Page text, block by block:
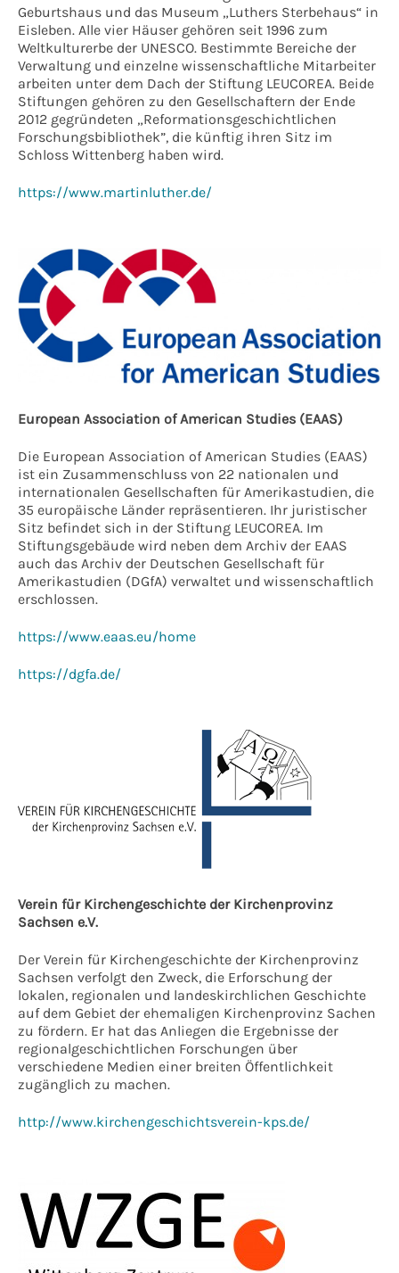
Geburtshaus und das Museum „Luthers Sterbehaus“ in
Eisleben. Alle vier Häuser gehören seit 1996 zum
Weltkulturerbe der UNESCO. Bestimmte Bereiche der
Verwaltung und einzelne wissenschaftliche Mitarbeiter
arbeiten unter dem Dach der Stiftung LEUCOREA. Beide
Stiftungen gehören zu den Gesellschaftern der Ende
2012 gegründeten „Reformationsgeschichtlichen
Forschungsbibliothek”, die künftig ihren Sitz im
Schloss Wittenberg haben wird.
https://www.martinluther.de/
European Association of American Studies (EAAS)
Die European Association of American Studies (EAAS)
ist ein Zusammenschluss von 22 nationalen und
internationalen Gesellschaften für Amerikastudien, die
35 europäische Länder repräsentieren. Ihr juristischer
Sitz befindet sich in der Stiftung LEUCOREA. Im
Stiftungsgebäude wird neben dem Archiv der EAAS
auch das Archiv der Deutschen Gesellschaft für
Amerikastudien (DGfA) verwaltet und wissenschaftlich
erschlossen.
https://www.eaas.eu/home
https://dgfa.de/
Verein für Kirchengeschichte der Kirchenprovinz
Sachsen e.V.
Der Verein für Kirchengeschichte der Kirchenprovinz
Sachsen verfolgt den Zweck, die Erforschung der
lokalen, regionalen und landeskirchlichen Geschichte
auf dem Gebiet der ehemaligen Kirchenprovinz Sachen
zu fördern. Er hat das Anliegen die Ergebnisse der
regionalgeschichtlichen Forschungen über
verschiedene Medien einer breiten Öffentlichkeit
zugänglich zu machen.
http://www.kirchengeschichtsverein-kps.de/